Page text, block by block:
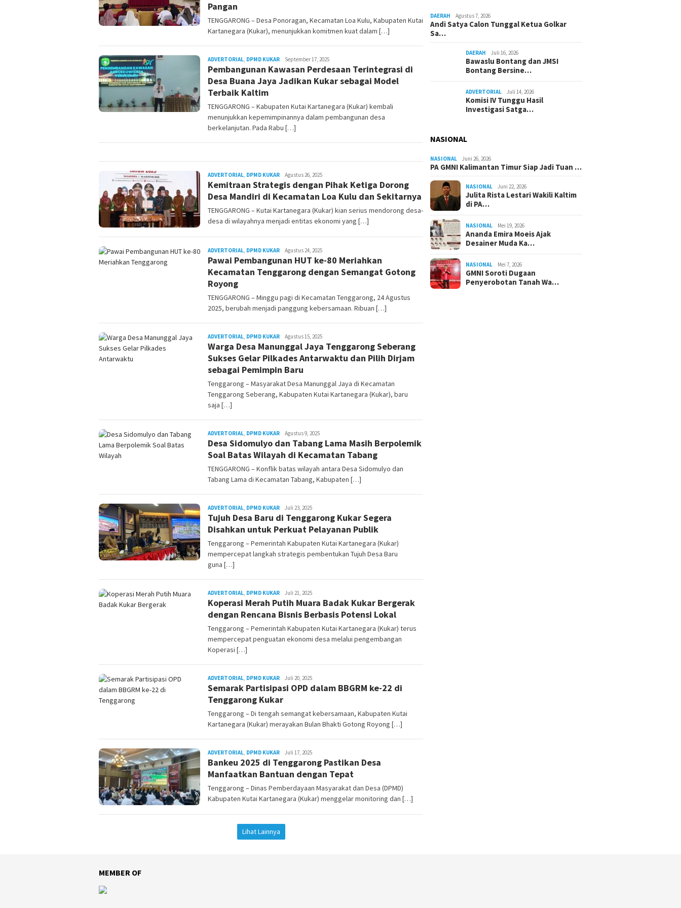
Pangan
TENGGARONG – Desa Ponoragan, Kecamatan Loa Kulu, Kabupaten Kutai
Kartanegara (Kukar), menunjukkan komitmen kuat dalam […]
ADVERTORIAL, DPMD KUKAR Admin
Pesut
September 17, 2025
Pembangunan Kawasan Perdesaan Terintegrasi di
Desa Buana Jaya Jadikan Kukar sebagai Model
Terbaik Kaltim
TENGGARONG – Kabupaten Kutai Kartanegara (Kukar) kembali
menunjukkan kepemimpinannya dalam pembangunan desa
berkelanjutan. Pada Rabu […]
ADVERTORIAL, DPMD KUKAR Admin
Pesut
Agustus 26, 2025
Kemitraan Strategis dengan Pihak Ketiga Dorong
Desa Mandiri di Kecamatan Loa Kulu dan Sekitarnya
TENGGARONG – Kutai Kartanegara (Kukar) kian serius mendorong desa-
desa di wilayahnya menjadi entitas ekonomi yang […]
ADVERTORIAL, DPMD KUKAR Admin
Pesut
Agustus 24, 2025
Pawai Pembangunan HUT ke-80 Meriahkan
Kecamatan Tenggarong dengan Semangat Gotong
Royong
TENGGARONG – Minggu pagi di Kecamatan Tenggarong, 24 Agustus
2025, berubah menjadi panggung kebersamaan. Ribuan […]
ADVERTORIAL, DPMD KUKAR Admin
Pesut
Agustus 15, 2025
Warga Desa Manunggal Jaya Tenggarong Seberang
Sukses Gelar Pilkades Antarwaktu dan Pilih Dirjam
sebagai Pemimpin Baru
Tenggarong – Masyarakat Desa Manunggal Jaya di Kecamatan
Tenggarong Seberang, Kabupaten Kutai Kartanegara (Kukar), baru
saja […]
ADVERTORIAL, DPMD KUKAR Admin
Pesut
Agustus 9, 2025
Desa Sidomulyo dan Tabang Lama Masih Berpolemik
Soal Batas Wilayah di Kecamatan Tabang
TENGGARONG – Konflik batas wilayah antara Desa Sidomulyo dan
Tabang Lama di Kecamatan Tabang, Kabupaten […]
ADVERTORIAL, DPMD KUKAR Admin
Pesut
Juli 23, 2025
Tujuh Desa Baru di Tenggarong Kukar Segera
Disahkan untuk Perkuat Pelayanan Publik
Tenggarong – Pemerintah Kabupaten Kutai Kartanegara (Kukar)
mempercepat langkah strategis pembentukan Tujuh Desa Baru
guna […]
ADVERTORIAL, DPMD KUKAR Admin
Pesut
Juli 21, 2025
Koperasi Merah Putih Muara Badak Kukar Bergerak
dengan Rencana Bisnis Berbasis Potensi Lokal
Tenggarong – Pemerintah Kabupaten Kutai Kartanegara (Kukar) terus
mempercepat penguatan ekonomi desa melalui pengembangan
Koperasi […]
ADVERTORIAL, DPMD KUKAR Admin
Pesut
Juli 20, 2025
Semarak Partisipasi OPD dalam BBGRM ke-22 di
Tenggarong Kukar
Tenggarong – Di tengah semangat kebersamaan, Kabupaten Kutai
Kartanegara (Kukar) merayakan Bulan Bhakti Gotong Royong […]
ADVERTORIAL, DPMD KUKAR Admin
Pesut
Juli 17, 2025
Bankeu 2025 di Tenggarong Pastikan Desa
Manfaatkan Bantuan dengan Tepat
Tenggarong – Dinas Pemberdayaan Masyarakat dan Desa (DPMD)
Kabupaten Kutai Kartanegara (Kukar) menggelar monitoring dan […]
Lihat Lainnya
DAERAH Agustus 7, 2026
Andi Satya Calon Tunggal Ketua Golkar
Sa…
DAERAH Juli 16, 2026
Bawaslu Bontang dan JMSI
Bontang Bersine…
ADVERTORIAL Juli 14, 2026
Komisi IV Tunggu Hasil
Investigasi Satga…
NASIONAL
NASIONAL Juni 26, 2026
PA GMNI Kalimantan Timur Siap Jadi Tuan …
NASIONAL Juni 22, 2026
Julita Rista Lestari Wakili Kaltim
di PA…
NASIONAL Mei 19, 2026
Ananda Emira Moeis Ajak
Desainer Muda Ka…
NASIONAL Mei 7, 2026
GMNI Soroti Dugaan
Penyerobotan Tanah Wa…
MEMBER OF